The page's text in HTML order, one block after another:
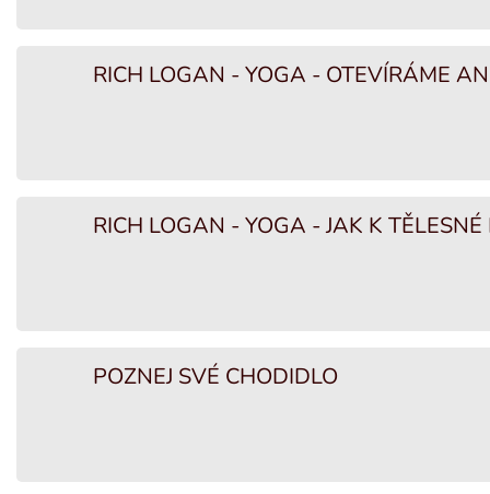
RICH LOGAN - YOGA - OTEVÍRÁME
RICH LOGAN - YOGA - JAK K
POZNEJ SVÉ CHODIDLO